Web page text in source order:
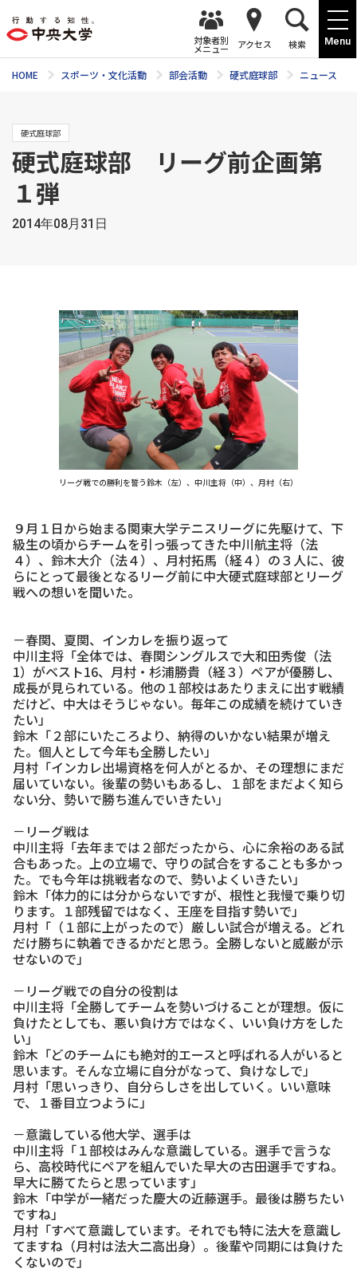
Menu
対象者別
メニュー アクセス 検索
HOME スポーツ・文化活動 部会活動 硬式庭球部 ニュース
硬式庭球部
硬式庭球部 リーグ前企画第
１弾
2014年08月31日
リーグ戦での勝利を誓う鈴木（左）、中川主将（中）、月村（右）
９月１日から始まる関東大学テニスリーグに先駆けて、下
級生の頃からチームを引っ張ってきた中川航主将（法
４）、鈴木大介（法４）、月村拓馬（経４）の３人に、彼
らにとって最後となるリーグ前に中大硬式庭球部とリーグ
戦への想いを聞いた。
－春関、夏関、インカレを振り返って
中川主将「全体では、春関シングルスで大和田秀俊（法
1）がベスト16、月村・杉浦勝貴（経３）ペアが優勝し、
成長が見られている。他の１部校はあたりまえに出す戦績
だけど、中大はそうじゃない。毎年この成績を続けていき
たい」
鈴木「２部にいたころより、納得のいかない結果が増え
た。個人として今年も全勝したい」
月村「インカレ出場資格を何人がとるか、その理想にまだ
届いていない。後輩の勢いもあるし、１部をまだよく知ら
ない分、勢いで勝ち進んでいきたい」
－リーグ戦は
中川主将「去年までは２部だったから、心に余裕のある試
合もあった。上の立場で、守りの試合をすることも多かっ
た。でも今年は挑戦者なので、勢いよくいきたい」
鈴木「体力的には分からないですが、根性と我慢で乗り切
ります。１部残留ではなく、王座を目指す勢いで」
月村「（１部に上がったので）厳しい試合が増える。どれ
だけ勝ちに執着できるかだと思う。全勝しないと威厳が示
せないので」
－リーグ戦での自分の役割は
中川主将「全勝してチームを勢いづけることが理想。仮に
負けたとしても、悪い負け方ではなく、いい負け方をした
い」
鈴木「どのチームにも絶対的エースと呼ばれる人がいると
思います。そんな立場に自分がなって、負けなしで」
月村「思いっきり、自分らしさを出していく。いい意味
で、１番目立つように」
－意識している他大学、選手は
中川主将「１部校はみんな意識している。選手で言うな
ら、高校時代にペアを組んでいた早大の古田選手ですね。
早大に勝てたらと思っています」
鈴木「中学が一緒だった慶大の近藤選手。最後は勝ちたい
ですね」
月村「すべて意識しています。それでも特に法大を意識し
てますね（月村は法大二高出身）。後輩や同期には負けた
くないので」